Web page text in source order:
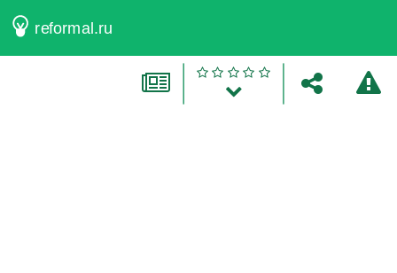
reformal.ru